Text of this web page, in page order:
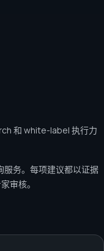
和 white-label 执行力
服务。每项建议都以证据
审核。